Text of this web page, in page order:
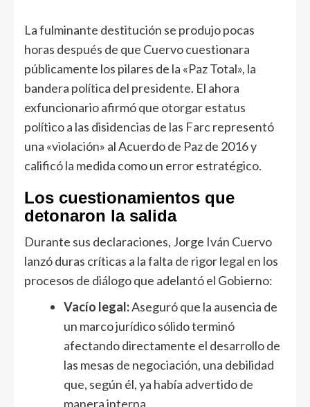
La fulminante destitución se produjo pocas
horas después de que Cuervo cuestionara
públicamente los pilares de la «Paz Total», la
bandera política del presidente. El ahora
exfuncionario afirmó que otorgar estatus
político a las disidencias de las Farc representó
una «violación» al Acuerdo de Paz de 2016 y
calificó la medida como un error estratégico.
Los cuestionamientos que
detonaron la salida
Durante sus declaraciones, Jorge Iván Cuervo
lanzó duras críticas a la falta de rigor legal en los
procesos de diálogo que adelantó el Gobierno:
Vacío legal:Aseguró que la ausencia de
un marco jurídico sólido terminó
afectando directamente el desarrollo de
las mesas de negociación, una debilidad
que, según él, ya había advertido de
manera interna.